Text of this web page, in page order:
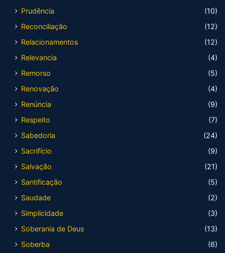
Prudência
(10)
Reconciliação
(12)
Relacionamentos
(12)
Relevancia
(4)
Remorso
(5)
Renovação
(4)
Renúncia
(9)
Respeito
(7)
Sabedoria
(24)
Sacrifício
(9)
Salvação
(21)
Santificação
(5)
Saudade
(2)
Simplicidade
(3)
Soberania de Deus
(13)
Soberba
(6)